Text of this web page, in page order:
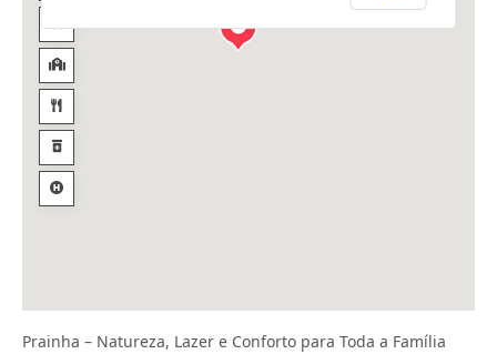
Prainha – Natureza, Lazer e Conforto para Toda a Família